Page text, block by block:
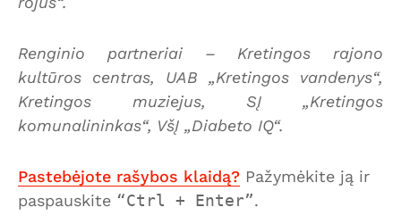
Renginio partneriai – Kretingos rajono
kultūros centras, UAB „Kretingos vandenys“,
Kretingos muziejus, SĮ „Kretingos
komunalininkas“, VšĮ „Diabeto IQ“.
Pastebėjote rašybos klaidą? Pažymėkite ją ir
paspauskite
Ctrl + Enter .